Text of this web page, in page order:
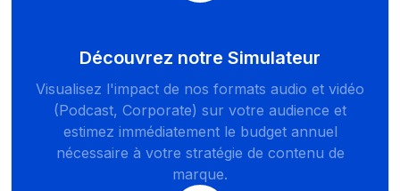
Découvrez notre Simulateur
Visualisez l'impact de nos formats audio et vidéo
(Podcast, Corporate) sur votre audience et
estimez immédiatement le budget annuel
nécessaire à votre stratégie de contenu de
marque.